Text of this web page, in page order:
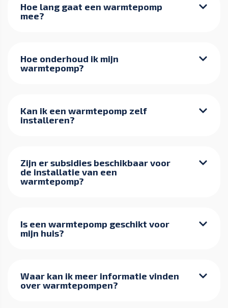
Hoe lang gaat een warmtepomp
mee?
Hoe onderhoud ik mijn
warmtepomp?
Kan ik een warmtepomp zelf
installeren?
Zijn er subsidies beschikbaar voor
de installatie van een
warmtepomp?
Is een warmtepomp geschikt voor
mijn huis?
Waar kan ik meer informatie vinden
over warmtepompen?